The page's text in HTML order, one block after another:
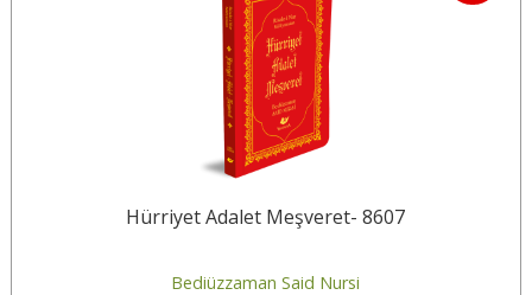
Hürriyet Adalet Meşveret- 8607
Bediüzzaman Said Nursi